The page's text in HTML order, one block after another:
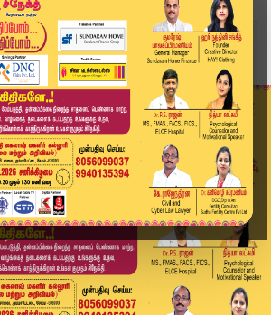
அதிமுக Ex அமைச்சர்கள் | ADMK to...